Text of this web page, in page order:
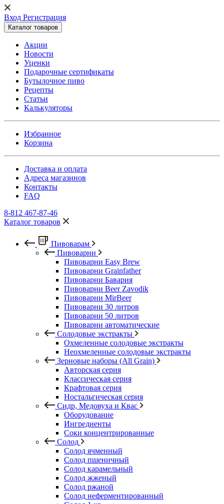
Вход Регистрация
Каталог товаров
Акции
Новости
Уценки
Подарочные сертификаты
Бутылочное пиво
Рецепты
Статьи
Калькуляторы
Избранное
Корзина
Доставка и оплата
Адреса магазинов
Контакты
FAQ
8-812 467-87-46
Каталог товаров
Пивоварам
Пивоварни
Пивоварни Easy Brew
Пивоварни Grainfather
Пивоварни Бавария
Пивоварни Beer Zavodik
Пивоварни MirBeer
Пивоварни 30 литров
Пивоварни 50 литров
Пивоварни автоматические
Солодовые экстракты
Охмеленные солодовые экстракты
Неохмеленные солодовые экстракты
Зерновые наборы (All Grain)
Авторская серия
Классическая серия
Крафтовая серия
Ностальгическая серия
Сидр, Медовуха и Квас
Оборудование
Ингредиенты
Соки концентрированные
Солод
Солод ячменный
Солод пшеничный
Солод карамельный
Солод жженый
Солод ржаной
Солод неферментированный